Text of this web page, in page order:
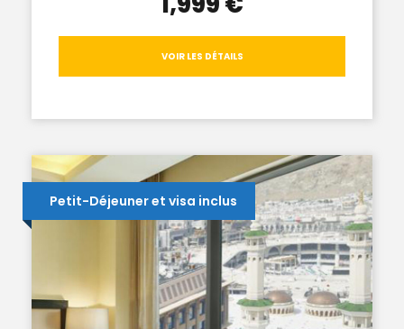
VOIR LES DÉTAILS
Petit-Déjeuner et visa inclus